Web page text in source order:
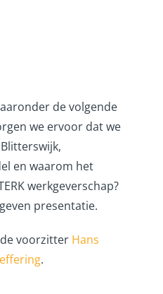
de volgende
we ervoor dat we
en waarom het
werkgeverschap?
presentatie.
voorzitter Hans
.